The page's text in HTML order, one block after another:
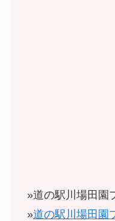
»道の駅川場田園
»道の駅川場田園